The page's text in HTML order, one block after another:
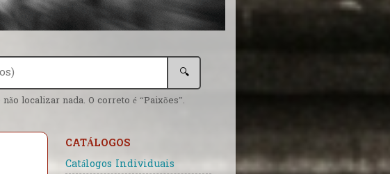
🔍
localizar nada. O correto é “Paixões”.
CATÁLOGOS
Catálogos Individuais